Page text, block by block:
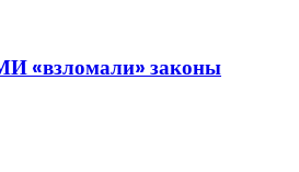
«взломали» законы